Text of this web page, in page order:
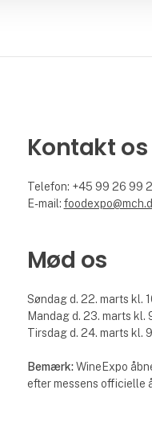
Kontakt os
Telefon: +45 99 26 99
E-mail:
Mød os
Søndag d. 22. marts kl.
Mandag d. 23. marts kl.
Tirsdag d. 24. marts kl.
Bemærk:WineExpo
efter messens officielle